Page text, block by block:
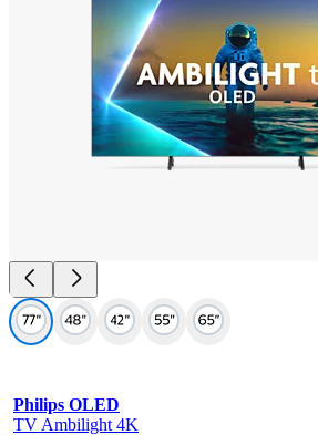
Philips OLED
TV Ambilight 4K